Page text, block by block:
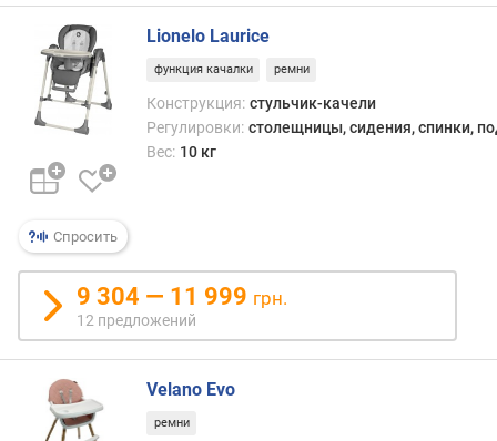
е
ш
е
в
ы
м
п
о
т
з
ы
в
а
м
п
о
Спросить
Lionelo Laurice
функция качалки ремни
Конструкция: стульчик-качели
Регулировки: столещницы, сидения, спинки,
Вес: 10 кг
9 304 — 11 999 грн.
12 предложений
Velano Evo
ремни